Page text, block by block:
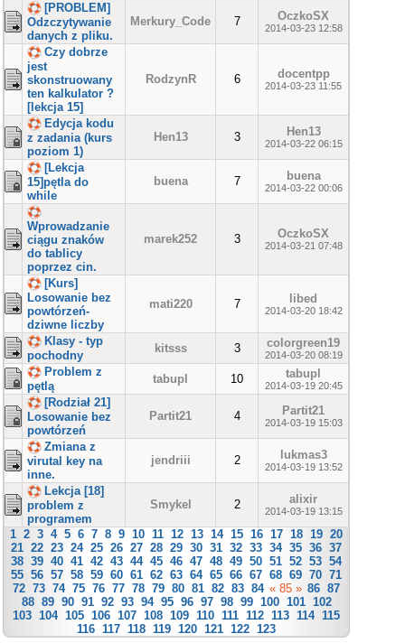
[PROBLEM]
Odzczytywanie
danych z pliku.
Merkury_Code 7 OczkoSX
2014-03-23 12:58
Czy dobrze
jest
skonstruowany
ten kalkulator ?
[lekcja 15]
RodzynR 6 docentpp
2014-03-23 11:55
Edycja kodu
z zadania (kurs
poziom 1)
Hen13 3 Hen13
2014-03-22 06:15
[Lekcja
15]pętla do
while
buena 7 buena
2014-03-22 00:06
Wprowadzanie
ciągu znaków
do tablicy
poprzez cin.
marek252 3 OczkoSX
2014-03-21 07:48
[Kurs]
Losowanie bez
powtórzeń-
dziwne liczby
mati220 7 libed
2014-03-20 18:42
Klasy - typ
pochodny
kitsss 3 colorgreen19
2014-03-20 08:19
Problem z
pętlą
tabupl 10 tabupl
2014-03-19 20:45
[Rodział 21]
Losowanie bez
powtórzeń
Partit21 4 Partit21
2014-03-19 15:03
Zmiana z
virutal key na
inne.
jendriii 2 lukmas3
2014-03-19 13:52
Lekcja [18]
problem z
programem
Smykel 2 alixir
2014-03-19 13:15
1 2 3 4 5 6 7 8 9 10 11 12 13 14 15 16 17 18 19 20
21 22 23 24 25 26 27 28 29 30 31 32 33 34 35 36 37
38 39 40 41 42 43 44 45 46 47 48 49 50 51 52 53 54
55 56 57 58 59 60 61 62 63 64 65 66 67 68 69 70 71
72 73 74 75 76 77 78 79 80 81 82 83 84 « 85 » 86 87
88 89 90 91 92 93 94 95 96 97 98 99 100 101 102
103 104 105 106 107 108 109 110 111 112 113 114 115
116 117 118 119 120 121 122 123